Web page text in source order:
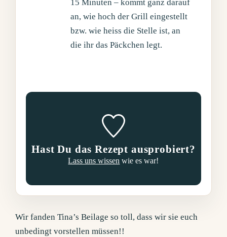
15 Minuten – kommt ganz darauf
an, wie hoch der Grill eingestellt
bzw. wie heiss die Stelle ist, an
die ihr das Päckchen legt.
Hast Du das Rezept ausprobiert?
Lass uns wissen wie es war!
Wir fanden Tina’s Beilage so toll, dass wir sie euch
unbedingt vorstellen müssen!!